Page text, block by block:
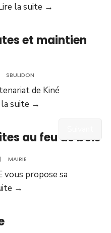
la suite →
logements
de
à
et maintien
SBULIDON
de Kiné
suite →
chutes
et
de
au feu de bois
| MAIRIE
vous propose sa
→